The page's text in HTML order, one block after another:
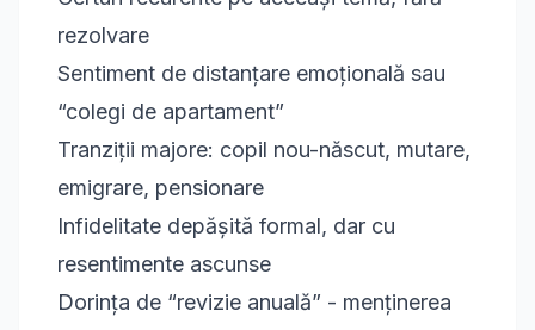
rezolvare
Sentiment de distanțare emoțională sau
“colegi de apartament”
Tranziții majore: copil nou-născut, mutare,
emigrare, pensionare
Infidelitate depășită formal, dar cu
resentimente ascunse
Dorința de “revizie anuală” - menținerea